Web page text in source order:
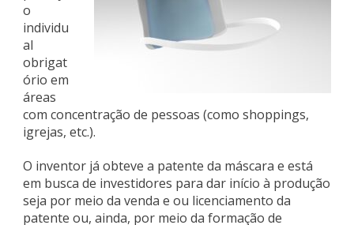
o
individu
al
obrigat
ório em
áreas
com concentração de pessoas (como shoppings,
igrejas, etc.).
O inventor já obteve a patente da máscara e está
em busca de investidores para dar início à produção
seja por meio da venda e ou licenciamento da
patente ou, ainda, por meio da formação de